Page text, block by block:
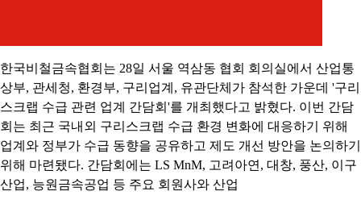
한국비철금속협회는 28일 서울 역삼동 협회 회의실에서 산업통
상부, 관세청, 환경부, 구리업계, 유관단체가 참석한 가운데 '구리
스크랩 수급 관련 업계 간담회'를 개최했다고 밝혔다. 이번 간담
회는 최근 국내외 구리스크랩 수급 환경 변화에 대응하기 위해
업계와 정부가 수급 동향을 공유하고 제도 개선 방안을 논의하기
위해 마련됐다. 간담회에는 LS MnM, 고려아연, 대창, 풍산, 이구
산업, 능원금속공업 등 주요 회원사와 산업